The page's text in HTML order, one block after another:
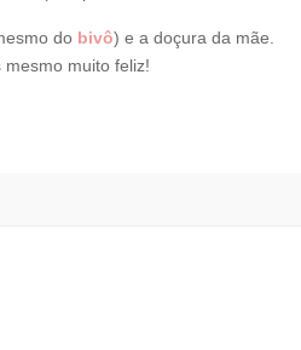
do bivô) e a doçura da mãe.
muito feliz!